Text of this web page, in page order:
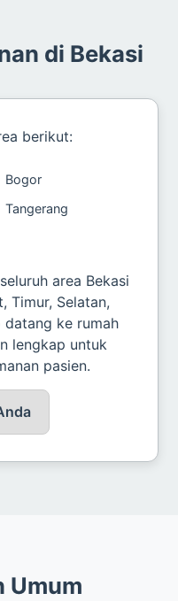
di Bekasi
berikut:
Bogor
Tangerang
area Bekasi
Timur, Selatan,
datang ke rumah
lengkap untuk
pasien.
Umum